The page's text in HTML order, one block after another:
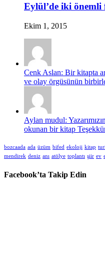
Eylül’de iki önemli
Ekim 1, 2015
Cenk Aslan: Bir kitapta
ve olay örgüsünün
Aylan mudul:
okunan bir kitap
bozcaada ada üzüm bifed ekoloji kitap
mendirek deniz anı atölye toplantı şiir ev
Facebook’ta Takip Edin